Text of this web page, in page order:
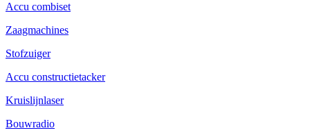
Accu combiset
Zaagmachines
Stofzuiger
Accu constructietacker
Kruislijnlaser
Bouwradio